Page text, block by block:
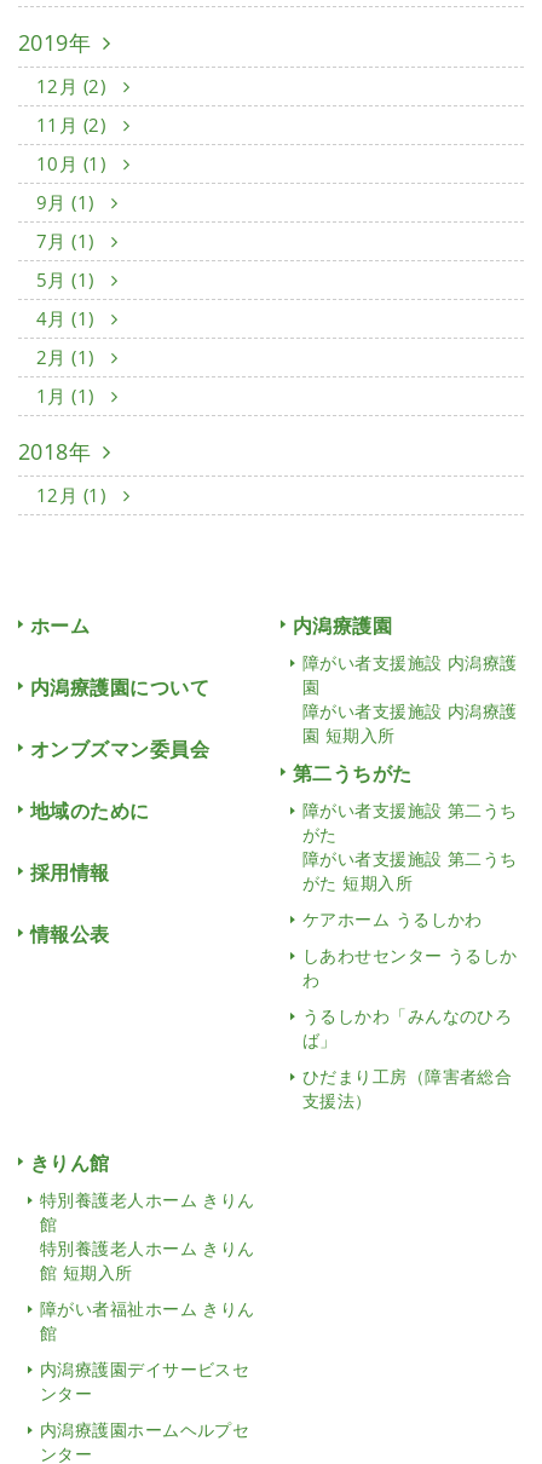
2019年
12月 (2)
11月 (2)
10月 (1)
9月 (1)
7月 (1)
5月 (1)
4月 (1)
2月 (1)
1月 (1)
2018年
12月 (1)
ホーム
内潟療護園について
オンブズマン委員会
地域のために
採用情報
情報公表
内潟療護園
障がい者支援施設 内潟療護
園
障がい者支援施設 内潟療護
園 短期入所
第二うちがた
障がい者支援施設 第二うち
がた
障がい者支援施設 第二うち
がた 短期入所
ケアホーム うるしかわ
しあわせセンター うるしか
わ
うるしかわ「みんなのひろ
ば」
ひだまり工房（障害者総合
支援法）
きりん館
特別養護老人ホーム きりん
館
特別養護老人ホーム きりん
館 短期入所
障がい者福祉ホーム きりん
館
内潟療護園デイサービスセ
ンター
内潟療護園ホームヘルプセ
ンター